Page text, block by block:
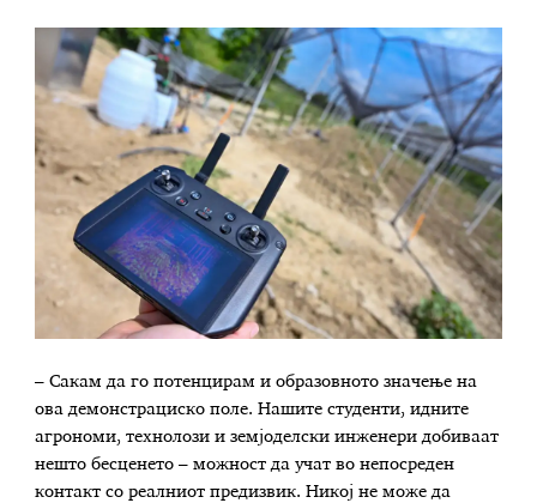
– Сакам да го потенцирам и образовното значење на
ова демонстрациско поле. Нашите студенти, идните
агрономи, технолози и земјоделски инженери добиваат
нешто бесценето – можност да учат во непосреден
контакт со реалниот предизвик. Никој не може да